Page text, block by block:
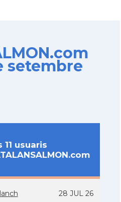
setembre
11 usuaris
28 JUL 26